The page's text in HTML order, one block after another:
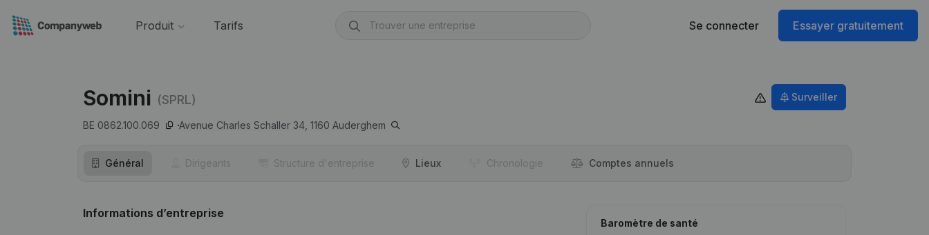
Produit Tarifs Se connecter Essayer gratuitement
Somini (SPRL)
BE 0862.100.069 Avenue Charles Schaller 34, 1160 Auderghem
Surveiller
Général Dirigeants Structure d'entreprise Lieux Chronologie Comptes annuels
Informations d’entreprise
Baromètre de santé